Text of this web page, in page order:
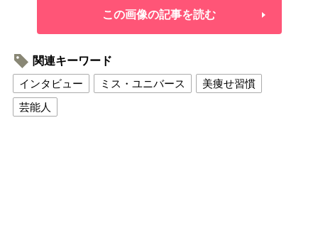
この画像の記事を読む
関連キーワード
インタビュー
ミス・ユニバース
美痩せ習慣
芸能人